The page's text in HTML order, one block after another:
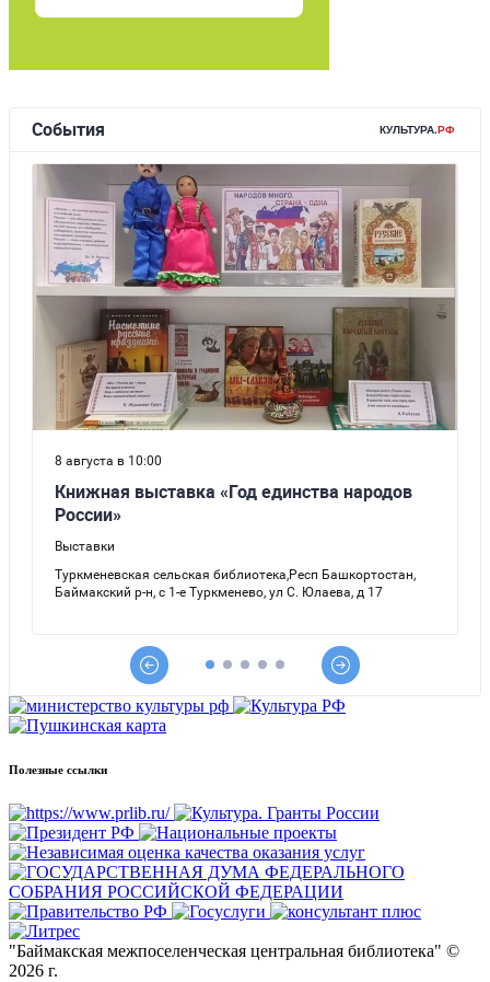
Полезные ссылки
"Баймакская межпоселенческая центральная библиотека" ©
2026 г.